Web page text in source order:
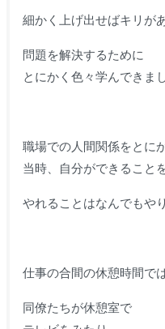
細かく上げ出せばキリが
問題を解決するために
とにかく色々学んできまし
職場での人間関係をとに
当時、自分ができること
やれることはなんでもや
仕事の合間の休憩時間では
同僚たちが休憩室で